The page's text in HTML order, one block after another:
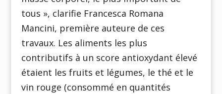
tous », clarifie Francesca Romana
Mancini, première auteure de ces
travaux. Les aliments les plus
contributifs à un score antioxydant élevé
étaient les fruits et légumes, le thé et le
vin rouge (consommé en quantités